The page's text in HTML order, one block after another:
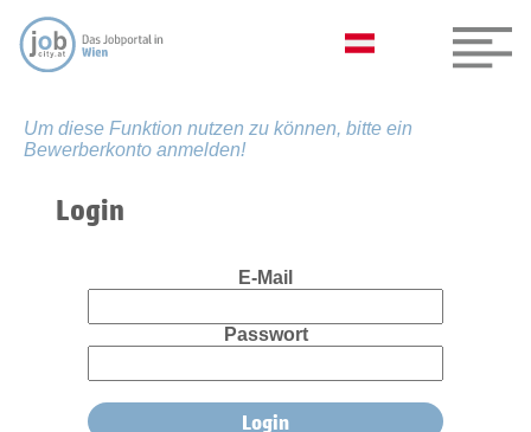
Um diese Funktion nutzen zu können, bitte ein
Bewerberkonto anmelden!
Login
E-Mail
Passwort